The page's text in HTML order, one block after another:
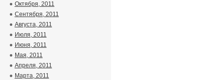
Октября, 2011
Сентября, 2011
Августа, 2011
Июля, 2011
Июня, 2011
Мая, 2011
Апреля, 2011
Марта, 2011